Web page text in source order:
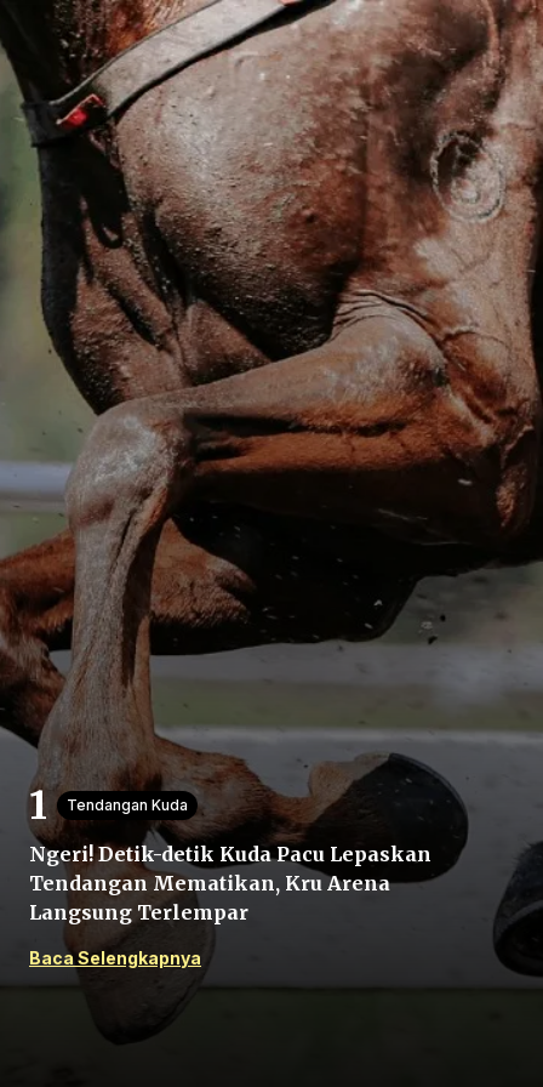
Sebelumnya
Selanjutnya
Tendangan Kuda
Ngeri! Detik-detik Kuda Pacu Lepaskan
Tendangan Mematikan, Kru Arena
Langsung Terlempar
Baca Selengkapnya